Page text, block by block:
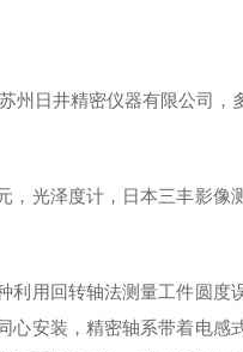
州日井精密仪器有限公司
光泽度计，日本三丰影像
利用回转轴法测量工件圆度
安装，精密轴系带着电感